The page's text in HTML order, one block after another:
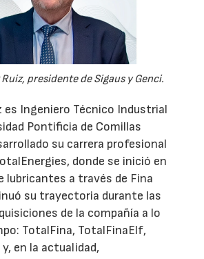
presidente de Sigaus y Genci.
es Ingeniero Técnico Industrial
Pontificia de Comillas
su carrera profesional
donde se inició en
lubricantes a través de Fina
su trayectoria durante las
de la compañía a lo
TotalFina, TotalFinaElf,
en la actualidad,